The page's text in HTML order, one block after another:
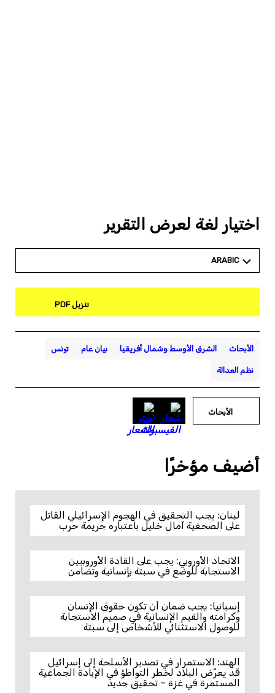
اختيار لغة لعرض التقرير
ARABIC
تنزيل PDF
الأبحاث الشرق الأوسط وشمال أفريقيا بيان عام تونس
نظم العدالة
الأبحاث
أضيف مؤخرًا
لبنان: يجب التحقيق في الهجوم الإسرائيلي القاتل
على الصحفية آمال خليل باعتباره جريمة حرب
الاتحاد الأوروبي: يجب على القادة الأوروبيين
الاستجابة للوضع في سبتة بإنسانية وتضامن
إسبانيا: يجب ضمان أن تكون حقوق الإنسان
وكرامته والقيم الإنسانية في صميم الاستجابة
للوصول الاستثنائي للأشخاص إلى سبتة
الهند: الاستمرار في تصدير الأسلحة إلى إسرائيل
قد يعرّض البلاد لخطر التواطؤ في الإبادة الجماعية
المستمرة في غزة – تحقيق جديد